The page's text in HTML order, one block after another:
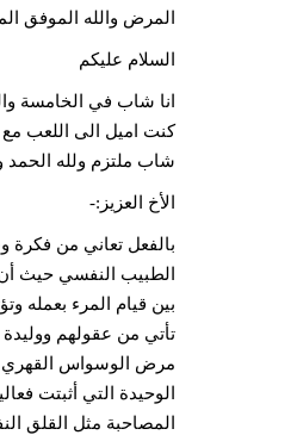
المرض والله الموفق
السلام عليكم
انا شاب في الخامسة
كنت اميل الى اللعب مع
شاب ملتزم ولله الحمد
الأخ العزيز:-
بالفعل تعاني من
الطبيب النفسي حيث
بين قيام المرء بعمله
تأتي من عقولهم ووليدة
مرض الوسواس القهري
الوحيدة التي أثبتت
المصاحبة مثل القلق